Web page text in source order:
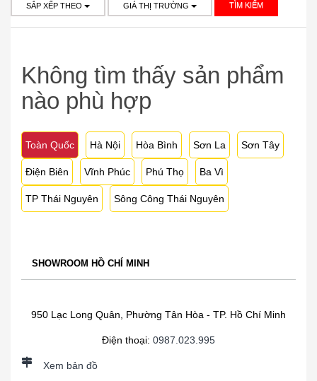
SẮP XẾP THEO GIÁ THỊ TRƯỜNG TÌM KIẾM
Không tìm thấy sản phẩm
nào phù hợp
Toàn Quốc Hà Nội Hòa Bình Sơn La Sơn Tây
Điện Biên Vĩnh Phúc Phú Thọ Ba Vì
TP Thái Nguyên Sông Công Thái Nguyên
SHOWROOM HỒ CHÍ MINH
950 Lạc Long Quân, Phường Tân Hòa - TP. Hồ Chí Minh
Điện thoại: 0987.023.995
Xem bản đồ